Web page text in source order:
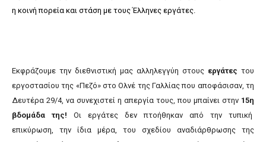
η κοινή πορεία και στάση με τους Έλληνες εργάτες.
Εκφράζουμε την διεθνιστική μας αλληλεγγύη στους εργάτες του
εργοστασίου της «Πεζό» στο Ολνέ της Γαλλίας που αποφάσισαν, τη
Δευτέρα 29/4, να συνεχιστεί η απεργία τους, που μπαίνει στην 15η
βδομάδα της! Οι εργάτες δεν πτοήθηκαν από την τυπική
επικύρωση, την ίδια μέρα, του σχεδίου αναδιάρθρωσης της